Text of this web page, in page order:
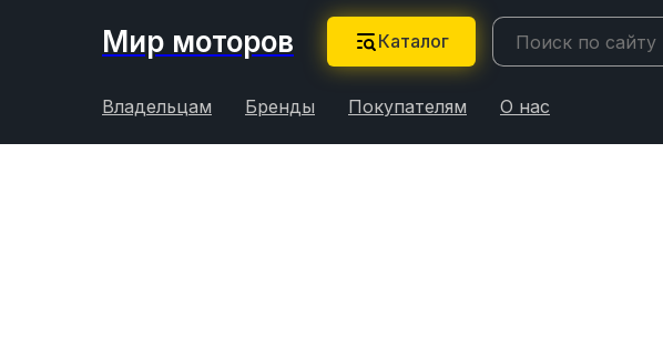
Мир моторов Каталог
Владельцам Бренды Покупателям О нас